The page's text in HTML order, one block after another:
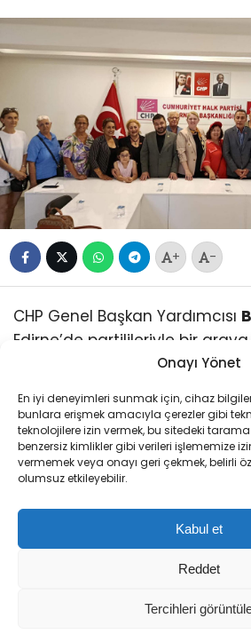
Onayı Yönet
En iyi deneyimleri sunmak için, cihaz
bunlara erişmek amacıyla çerezler gibi
teknolojilere izin vermek, bu sitedeki tarama
benzersiz kimlikler gibi verileri işlememize
vermemek veya onayı geri çekmek, belirli
olumsuz etkileyebilir.
Kabul et
Reddet
Tercihleri
+ -
CHP Genel Başkan Yardımcısı
Edirne’de partilileriyle bir
kurultay sürecine ilişkin önemli
bulundu. Şimşek, 38’inci
başvuranların tamamının
oy vermeyen ‘değişimci’
belirterek, “Niye gittiler peki?
kullanırken mama vardı,
bana 1 koyun verdin, öteki 5
buradan çıkıyor” dedi.
Şimşek’ten Parti İçi
Değerlendirmesi